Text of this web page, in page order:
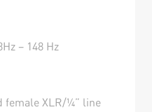
– 148 Hz
female XLR/¼” line